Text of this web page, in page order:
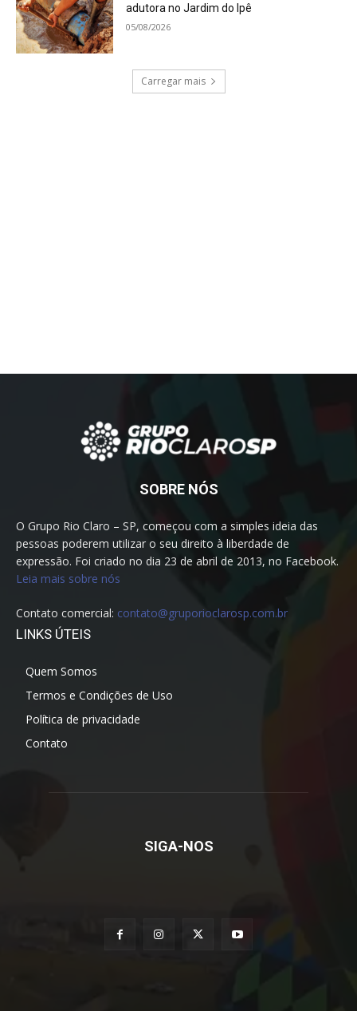
adutora no Jardim do Ipê
05/08/2026
Carregar mais
SOBRE NÓS
O Grupo Rio Claro – SP, começou com a simples ideia das
pessoas poderem utilizar o seu direito à liberdade de
expressão. Foi criado no dia 23 de abril de 2013, no Facebook.
Leia mais sobre nós
Contato comercial: contato@gruporioclarosp.com.br
LINKS ÚTEIS
Quem Somos
Termos e Condições de Uso
Política de privacidade
Contato
SIGA-NOS